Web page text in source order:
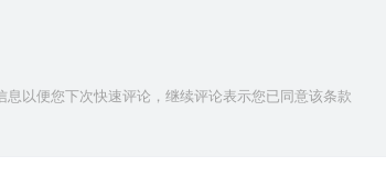
息以便您下次快速评论，继续评论表示您已同意该条款